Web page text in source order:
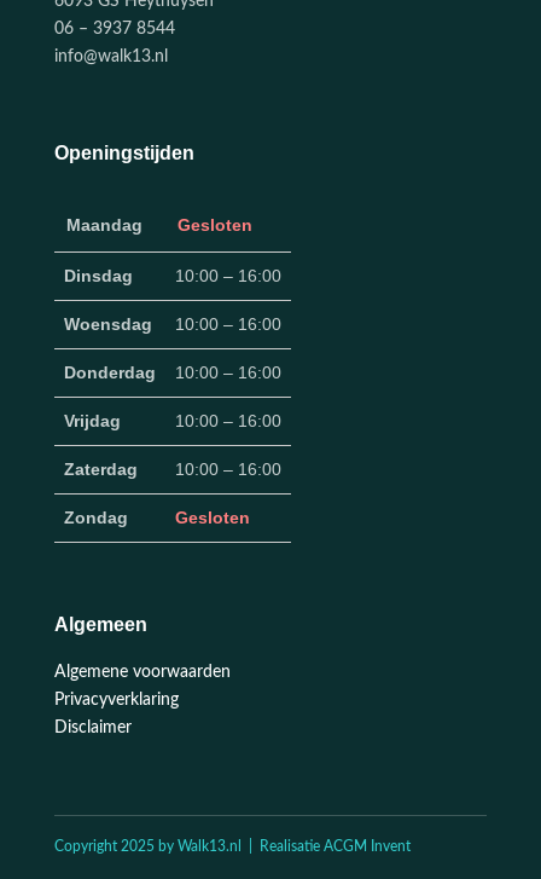
06 – 3937 8544
info@walk13.nl
Openingstijden
Maandag Gesloten
Dinsdag 10:00 – 16:00
Woensdag 10:00 – 16:00
Donderdag 10:00 – 16:00
Vrijdag 10:00 – 16:00
Zaterdag 10:00 – 16:00
Zondag Gesloten
Algemeen
Algemene voorwaarden
Privacyverklaring
Disclaimer
Copyright 2025 by Walk13.nl | Realisatie ACGM Invent